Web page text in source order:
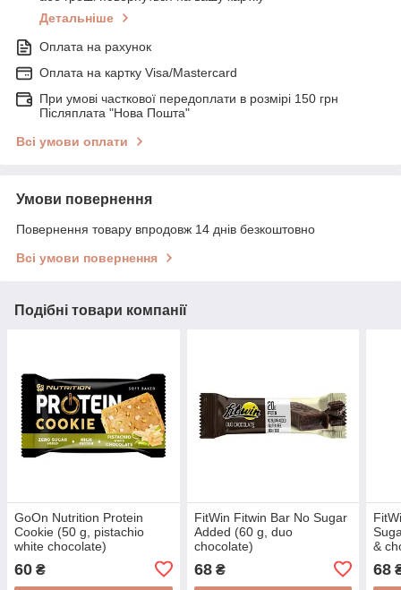
Детальніше
Оплата на рахунок
Оплата на картку Visa/Mastercard
При умові часткової передоплати в розмірі 150 грн
Післяплата "Нова Пошта"
Всі умови оплати
Умови повернення
Повернення товару впродовж 14 днів безкоштовно
Всі умови повернення
Подібні товари компанії
GoOn Nutrition Protein
Cookie (50 g, pistachio
white chocolate)
60 ₴
FitWin Fitwin Bar No Sugar
Added (60 g, duo
chocolate)
68₴
&
68